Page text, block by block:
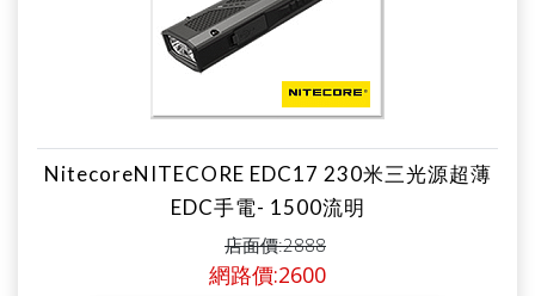
NitecoreNITECORE EDC17 230米三光源超薄
EDC手電- 1500流明
店面價:2888
網路價:2600